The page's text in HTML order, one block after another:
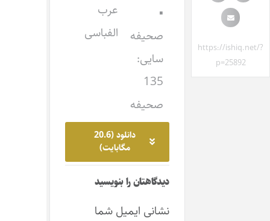
https://ishiq.net/?
p=25892
▪
صحیفه
سایی:
135
صحیفه
عرب
الفباسی
دانلود (20.6
مگابایت)
دیدگاهتان را بنویسید
نشانی ایمیل شما